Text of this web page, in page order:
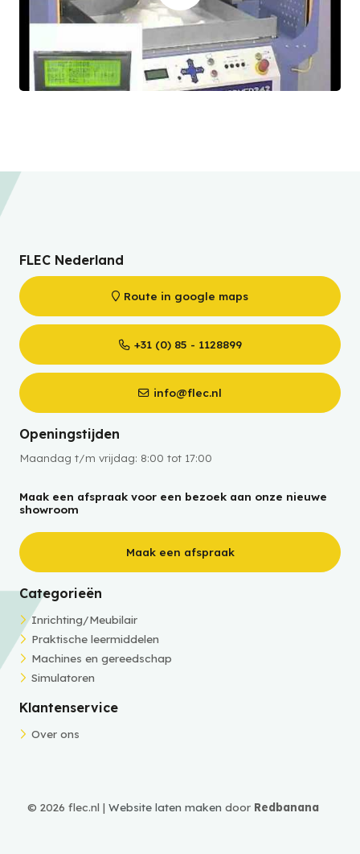
FLEC Nederland
Route in google maps
+31 (0) 85 - 1128899
info@flec.nl
Openingstijden
Maandag t/m vrijdag: 8:00 tot 17:00
Maak een afspraak voor een bezoek aan onze nieuwe
showroom
Maak een afspraak
Categorieën
Inrichting/Meubilair
Praktische leermiddelen
Machines en gereedschap
Simulatoren
Klantenservice
Over ons
© 2026 flec.nl | Website laten maken door Redbanana